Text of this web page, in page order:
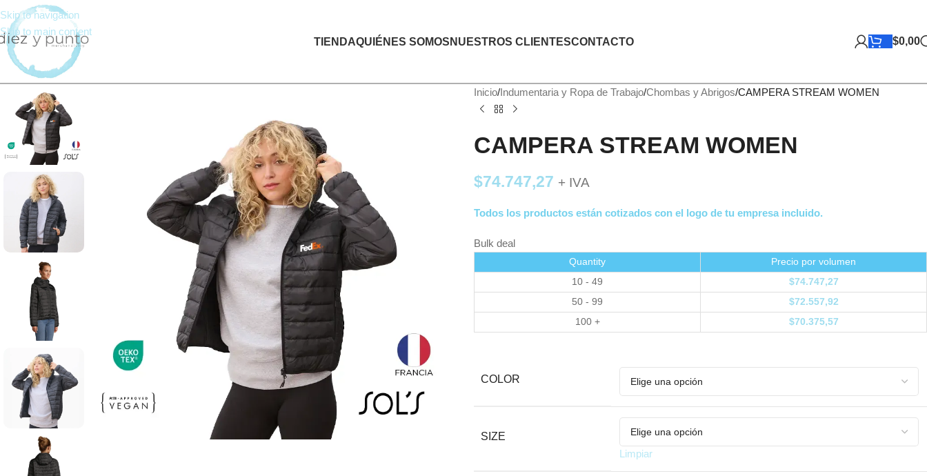
Skip to navigation
Skip to main content
TIENDAQUIÉNES SOMOS NUESTROS CLIENTESCONTACTO $0,00
Inicio Indumentaria y Ropa de Trabajo Chombas y Abrigos CAMPERA STREAM WOMEN
CAMPERA STREAM WOMEN
$74.747,27 + IVA
Todos los productos están cotizados con el logo de tu empresa incluido.
Bulk deal
Quantity
Precio por volumen
10 - 49
$74.747,27
50 - 99
$72.557,92
100 +
$70.375,57
COLOR
SIZE
Limpiar